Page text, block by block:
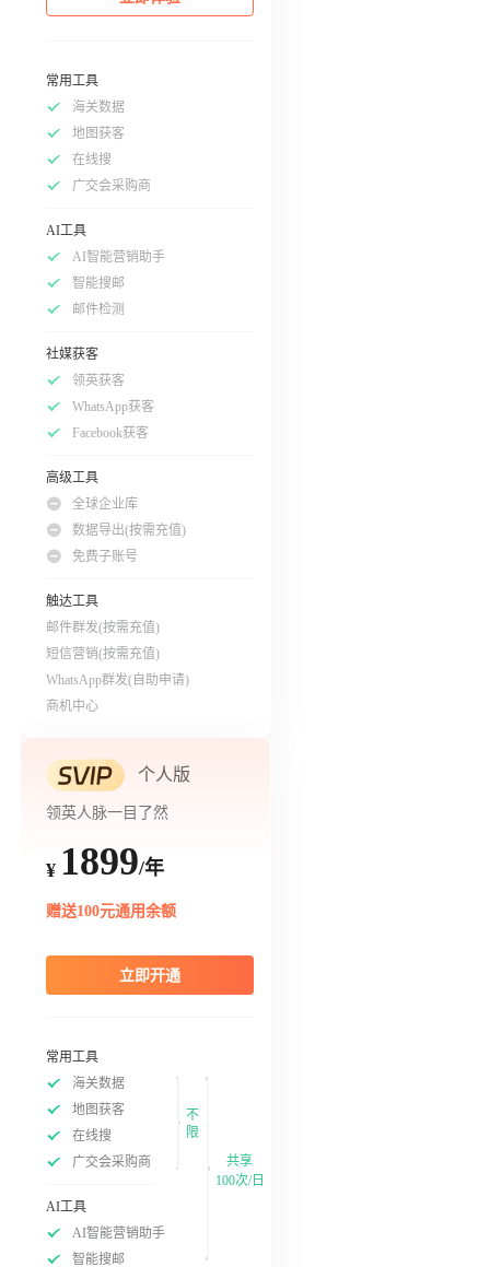
常用工具
海关数据
地图获客
在线搜
广交会采购商
AI工具
AI智能营销助手
智能搜邮
邮件检测
社媒获客
领英获客
WhatsApp获客
Facebook获客
高级工具
全球企业库
数据导出(按需充值)
免费子账号
触达工具
邮件群发(按需充值)
短信营销(按需充值)
WhatsApp群发(自助申请)
商机中心
个人版
领英人脉一目了然
¥ 1899/年
赠送100元通用余额
立即开通
常用工具
海关数据
地图获客
在线搜
广交会采购商
不
限
AI工具
AI智能营销助手
智能搜邮
共享
100次/日